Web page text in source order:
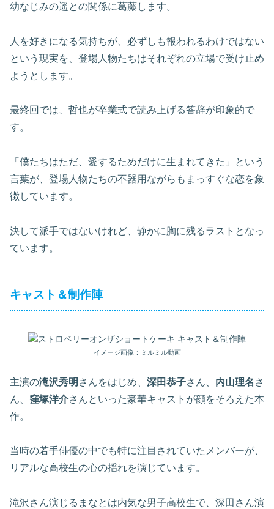
幼なじみの遥との関係に葛藤します。
人を好きになる気持ちが、必ずしも報われるわけではない
という現実を、登場人物たちはそれぞれの立場で受け止め
ようとします。
最終回では、哲也が卒業式で読み上げる答辞が印象的で
す。
「僕たちはただ、愛するためだけに生まれてきた」という
言葉が、登場人物たちの不器用ながらもまっすぐな恋を象
徴しています。
決して派手ではないけれど、静かに胸に残るラストとなっ
ています。
キャスト＆制作陣
イメージ画像：ミルミル動画
主演の滝沢秀明 さんをはじめ、 深田恭子さん、 内山理名 さ
ん、 窪塚洋介さんといった豪華キャストが顔をそろえた本
作。
当時の若手俳優の中でも特に注目されていたメンバーが、
リアルな高校生の心の揺れを演じています。
滝沢さん演じるまなとは内気な男子高校生で、深田さん演